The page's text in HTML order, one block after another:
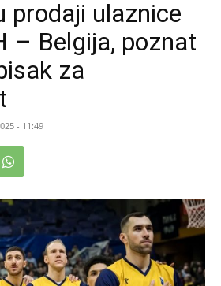
prodaji ulaznice
– Belgija, poznat
za
- 11:49